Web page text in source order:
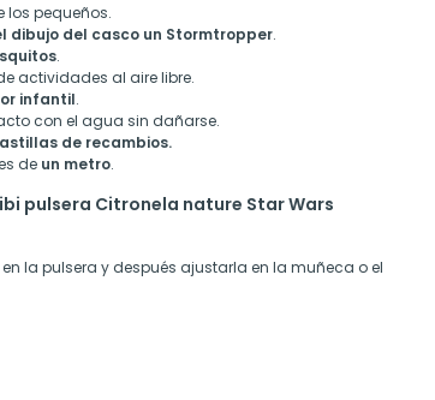
los pequeños.
dibujo del casco un Stormtropper.
.
actividades al aire libre.
infantil.
con el agua sin dañarse.
de recambios.
de un metro.
pulsera Citronela nature Star Wars
la pulsera y después ajustarla en la muñeca o el